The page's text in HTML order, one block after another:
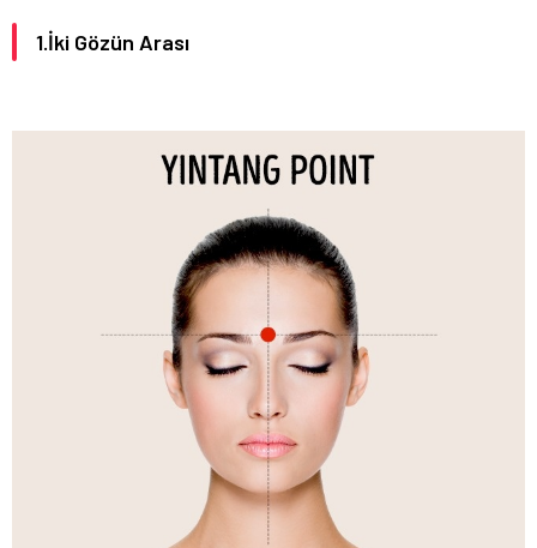
1.İki Gözün Arası